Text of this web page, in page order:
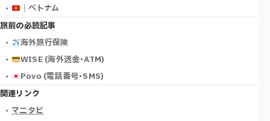
｜ベトナム
旅前の必読記事
海外旅行保険
WISE (海外送金･ATM)
Povo (電話番号･SMS)
関連リンク
マニタビ